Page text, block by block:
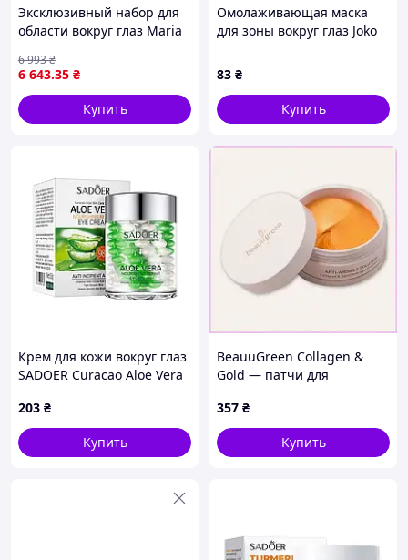
Эксклюзивный набор для
области вокруг глаз Maria
Caring Eyes 1шт
6 643.35 ₴
6 993₴
Купить
Омолаживающая маска
для зоны вокруг глаз Joko
8B1631X73
83 ₴
Купить
Крем для кожи вокруг глаз
SADOER Curacao Aloe Vera
восстанавливающий 60 г
качество GR! 2449
203 ₴
Купить
BeauuGreen Collagen &
Gold — патчи для
81636AHP44
357 ₴
Купить